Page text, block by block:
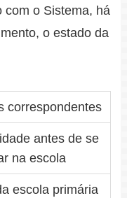
com o Sistema, há
o estado da
correspondentes
antes de se
na escola
escola primária